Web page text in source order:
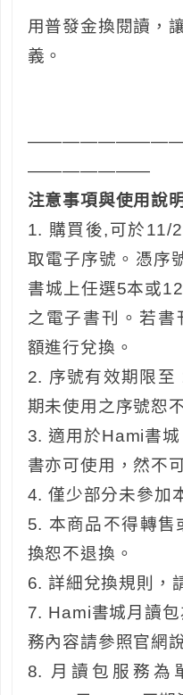
用普發金換閱讀，
義。
———————
注意事項與使用說明
1. 購買後,可於11/
取電子序號。憑序
書城上任選5本或
之電子書刊。若
額進行兌換。
2. 序號有效期限
期未使用之序號恕
3. 適用於Hami書
書亦可使用，然不
4. 僅少部分未參加
5. 本商品不得轉售
換恕不退換。
6. 詳細兌換規則，
7. Hami書城月讀
務內容請參照官網
8. 月讀包服務為